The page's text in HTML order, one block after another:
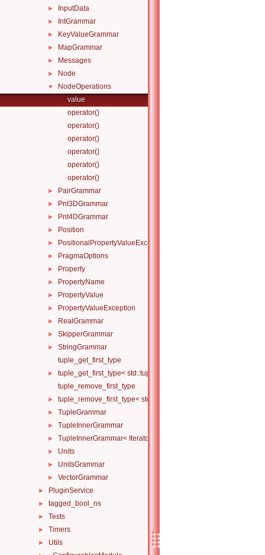
► InputData
► IntGrammar
► KeyValueGrammar
► MapGrammar
► Messages
► Node
▼
NodeOperations
value
operator()
operator()
operator()
operator()
operator()
operator()
► PairGrammar
► Pnt3DGrammar
► Pnt4DGrammar
► Position
► PositionalPropertyValueException
► PragmaOptions
► Property
► PropertyName
► PropertyValue
► PropertyValueException
► RealGrammar
► SkipperGrammar
►
StringGrammar
tuple_get_first_type
►
tuple_get_first_type< std::tuple< T, Ts... > >
tuple_remove_first_type
► tuple_remove_first_type< std::tuple< T, Ts... > >
► TupleGrammar
► TupleInnerGrammar
► TupleInnerGrammar< Iterator, TupleT, 1, Skipper >
► Units
► UnitsGrammar
► VectorGrammar
► PluginService
► tagged_bool_ns
► Tests
► Timers
► Utils